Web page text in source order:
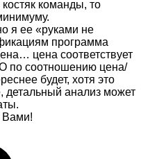
команды, то
я ее «руками не
программа
цена соответствует
по соотношению цена/
будет, хотя это
детальный анализ может
Вами!